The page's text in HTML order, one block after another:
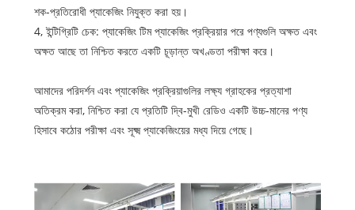
শক-প্রতিরোধী প্যাকেজিং নিযুক্ত করা হয়।
4, ইন্টিগ্রিটি চেক: প্যাকেজিং টিম প্যাকেজিং প্রক্রিয়ার পরে পণ্যগুলি অক্ষত এবং
অক্ষত আছে তা নিশ্চিত করতে একটি চূড়ান্ত অখণ্ডতা পরীক্ষা করে।
আমাদের পরিদর্শন এবং প্যাকেজিং প্রক্রিয়াগুলির লক্ষ্য গ্রাহকের প্রত্যাশা
অতিক্রম করা, নিশ্চিত করা যে প্রতিটি দ্বি-মুখী রেডিও একটি উচ্চ-মানের পণ্য
হিসাবে কঠোর পরীক্ষা এবং সূক্ষ্ম প্যাকেজিংয়ের মধ্য দিয়ে গেছে।